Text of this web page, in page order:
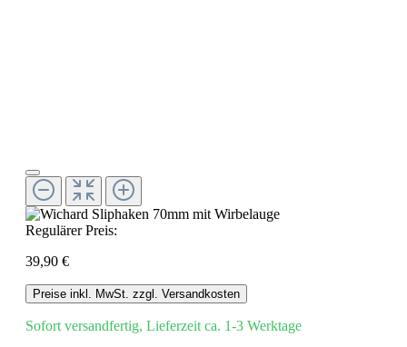
Regulärer Preis:
39,90 €
Preise inkl. MwSt. zzgl. Versandkosten
Sofort versandfertig, Lieferzeit ca. 1-3 Werktage